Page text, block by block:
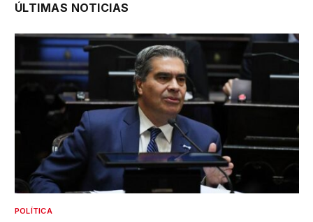
ÚLTIMAS NOTICIAS
POLÍTICA